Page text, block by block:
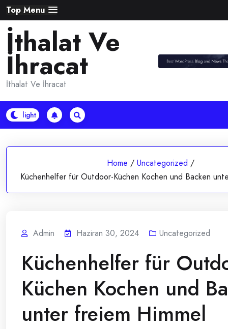
Skip
to
content
Top Menu
İthalat Ve
İhracat
İthalat Ve İhracat
Home / Uncategorized /
Küchenhelfer für Outdoor-Küchen Kochen und Backen
Admin Haziran 30, 2024 Uncategorized
Küchenhelfer für
Küchen Kochen und
unter freiem Himmel